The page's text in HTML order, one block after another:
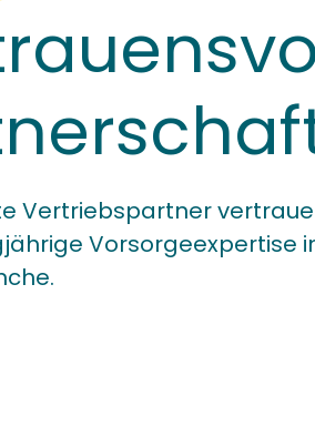
Vertriebspartner
Vorsorgeexpertise